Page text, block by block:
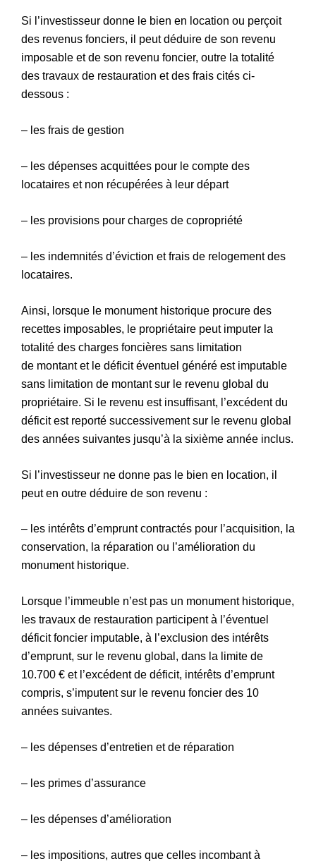
Si l’investisseur donne le bien en location ou perçoit
des revenus fonciers, il peut déduire de son revenu
imposable et de son revenu foncier, outre la totalité
des travaux de restauration et des frais cités ci-
dessous :
– les frais de gestion
– les dépenses acquittées pour le compte des
locataires et non récupérées à leur départ
– les provisions pour charges de copropriété
– les indemnités d’éviction et frais de relogement des
locataires.
Ainsi, lorsque le monument historique procure des
recettes imposables, le propriétaire peut imputer la
totalité des charges foncières sans limitation
de montant et le déficit éventuel généré est imputable
sans limitation de montant sur le revenu global du
propriétaire. Si le revenu est insuffisant, l’excédent du
déficit est reporté successivement sur le revenu global
des années suivantes jusqu’à la sixième année inclus.
Si l’investisseur ne donne pas le bien en location, il
peut en outre déduire de son revenu :
– les intérêts d’emprunt contractés pour l’acquisition, la
conservation, la réparation ou l’amélioration du
monument historique.
Lorsque l’immeuble n’est pas un monument historique,
les travaux de restauration participent à l’éventuel
déficit foncier imputable, à l’exclusion des intérêts
d’emprunt, sur le revenu global, dans la limite de
10.700 € et l’excédent de déficit, intérêts d’emprunt
compris, s’imputent sur le revenu foncier des 10
années suivantes.
– les dépenses d’entretien et de réparation
– les primes d’assurance
– les dépenses d’amélioration
– les impositions, autres que celles incombant à